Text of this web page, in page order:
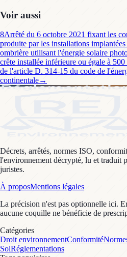
Voir aussi
8Arrêté du 6 octobre 2021 fixant les
produite par les installations
ombrière utilisant l'énergie solaire
crête installée inférieure ou égale à
de l'article D. 314-15 du code de
continentale→
Décrets, arrêtés, normes ISO,
l'environnement décrypté, lu et traduit
juristes.
À proposMentions légales
La précision n'est pas optionnelle ici.
aucune coquille ne bénéficie de
Catégories
Droit environnementConformité
SolRéglementations